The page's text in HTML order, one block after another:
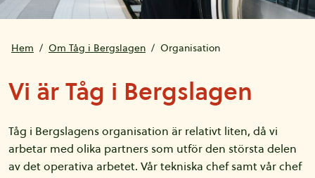
Hem Om Tåg i Bergslagen Organisation
Vi är Tåg i Bergslagen
Tåg i Bergslagens organisation är relativt liten, då vi
arbetar med olika partners som utför den största delen
av det operativa arbetet. Vår tekniska chef samt vår chef